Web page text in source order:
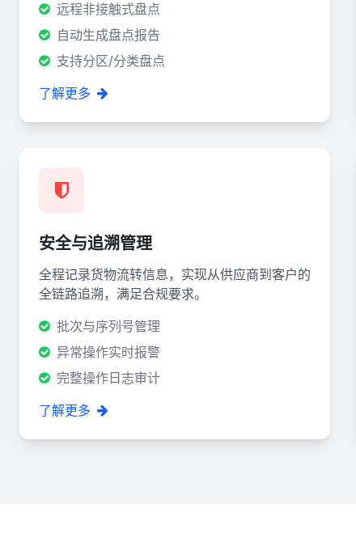
远程非接触式盘点
自动生成盘点报告
支持分区/分类盘点
了解更多
安全与追溯管理
全程记录货物流转信息，实现从供应商到客户的
全链路追溯，满足合规要求。
批次与序列号管理
异常操作实时报警
完整操作日志审计
了解更多